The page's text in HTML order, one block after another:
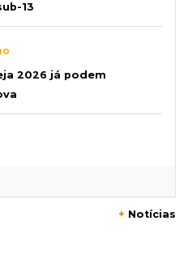
13
2026 já podem
antes de jogo que
+ Notícias